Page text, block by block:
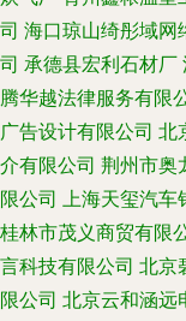
司 海口琼山绮彤域网
司 承德县宏利石材厂
腾华越法律服务有限
广告设计有限公司 北
介有限公司 荆州市奥
限公司 上海天玺汽车
桂林市茂义商贸有限
言科技有限公司 北京
限公司 北京云和涵远